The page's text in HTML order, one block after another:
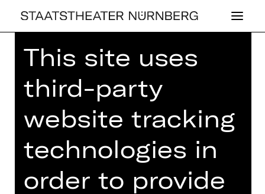
Home >House>Artists> David
OPERA
DAVID HER­MANN
This site uses
third-party
website tracking
technologies in
order to provide